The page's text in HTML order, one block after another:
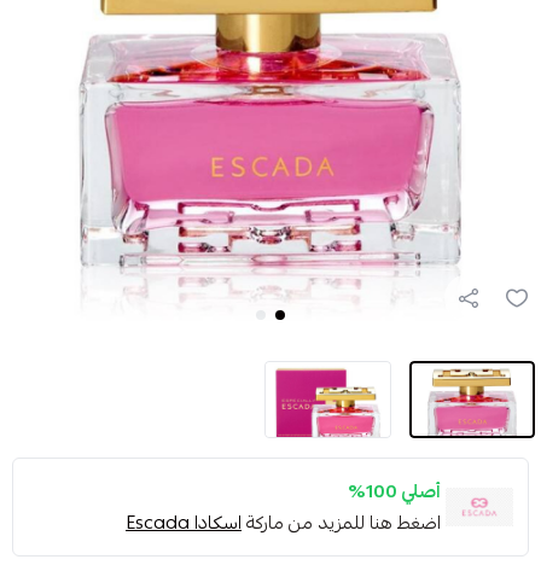
أصلي 100%
اضغط هنا للمزيد من ماركةاسكادا Escada